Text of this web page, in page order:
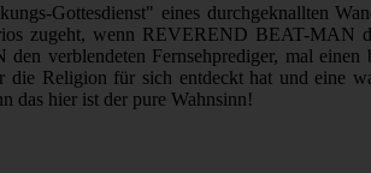
Gottesdienst" eines durchgeknallten
zugeht, wenn REVEREND BEAT-MAN
verblendeten Fernsehprediger, mal einen
Religion für sich entdeckt hat und eine
das hier ist der pure Wahnsinn!